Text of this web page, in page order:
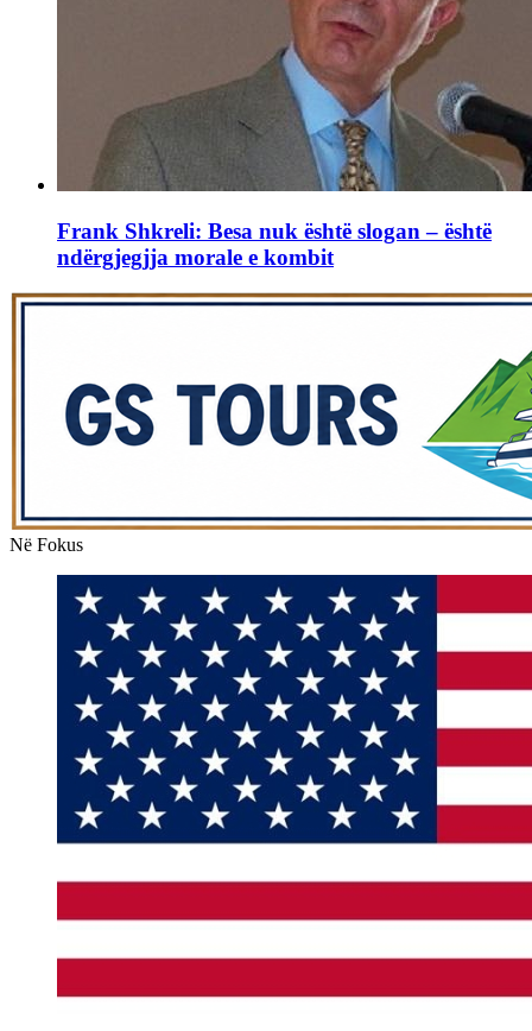
Frank Shkreli: Besa nuk është slogan – është
ndërgjegjja morale e kombit
Në Fokus